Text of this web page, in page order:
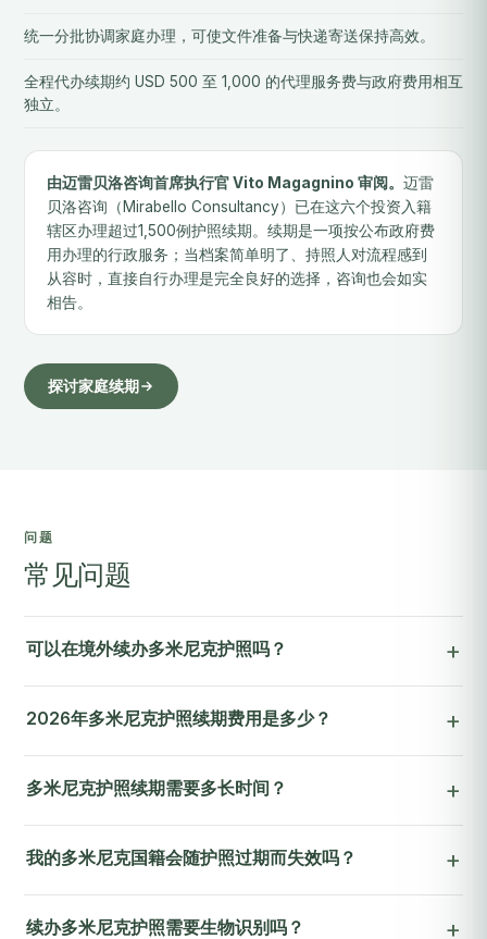
统一分批协调家庭办理，可使文件准备与快递寄送保持高效。
全程代办续期约 USD 500 至 1,000 的代理服务费与政府费用相互
独立。
由迈雷贝洛咨询首席执行官 Vito Magagnino 审阅。 迈雷
贝洛咨询（Mirabello Consultancy）已在这六个投资入籍
辖区办理超过1,500例护照续期。续期是一项按公布政府费
用办理的行政服务；当档案简单明了、持照人对流程感到
从容时，直接自行办理是完全良好的选择，咨询也会如实
相告。
探讨家庭续期
问题
常见问题
可以在境外续办多米尼克护照吗？
2026年多米尼克护照续期费用是多少？
多米尼克护照续期需要多长时间？
我的多米尼克国籍会随护照过期而失效吗？
续办多米尼克护照需要生物识别吗？